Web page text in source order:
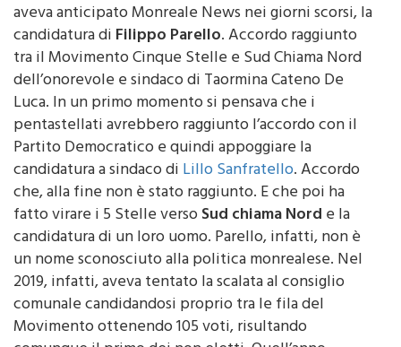
Non c’è due senza tre. È ufficiale a Monreale, come
aveva anticipato Monreale News nei giorni scorsi, la
candidatura diFilippo Parello. Accordo raggiunto
tra il Movimento Cinque Stelle e Sud Chiama Nord
dell’onorevole e sindaco di Taormina Cateno De
Luca. In un primo momento si pensava che i
pentastellati avrebbero raggiunto l’accordo con il
Partito Democratico e quindi appoggiare la
candidatura a sindaco diLillo Sanfratello. Accordo
che, alla fine non è stato raggiunto. E che poi ha
fatto virare i 5 Stelle versoSud chiama Norde la
candidatura di un loro uomo. Parello, infatti, non è
un nome sconosciuto alla politica monrealese. Nel
2019, infatti, aveva tentato la scalata al consiglio
comunale candidandosi proprio tra le fila del